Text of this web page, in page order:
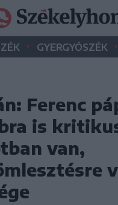
• GYERGYÓSZÉK •
Ferenc
is
van,